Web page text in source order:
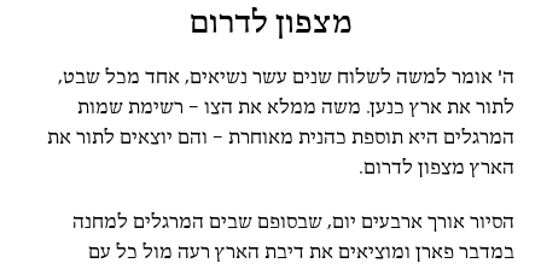
מצפון לדרום
ה' אומר למשה לשלוח שנים עשר נשיאים, אחד מכל שבט,
לתור את ארץ כנען. משה ממלא את הצו – רשימת שמות
המרגלים היא תוספת כהנית מאוחרת – והם יוצאים לתור את
הארץ מצפון לדרום.
הסיור אורך ארבעים יום, שבסופם שבים המרגלים למחנה
במדבר פארן ומוציאים את דיבת הארץ רעה מול כל עם